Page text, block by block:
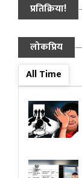
प्रतिक्रिया!
लोकप्रिय
All Time